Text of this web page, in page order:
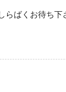
ばくお待ち下